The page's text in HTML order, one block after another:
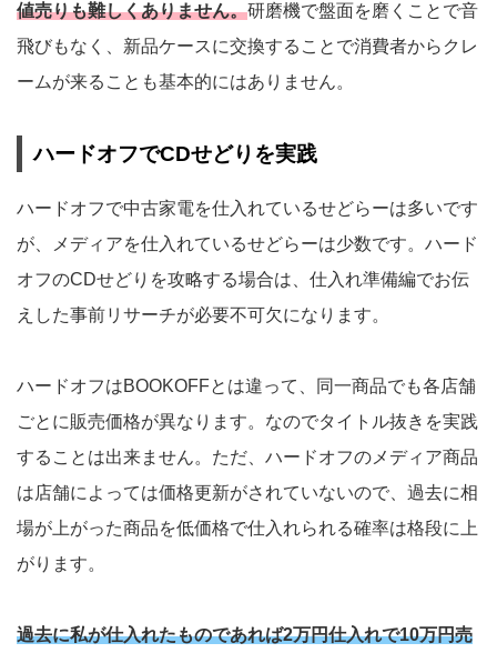
値売りも難しくありません。研磨機で盤面を磨くことで音
飛びもなく、新品ケースに交換することで消費者からクレ
ームが来ることも基本的にはありません。
ハードオフでCDせどりを実践
ハードオフで中古家電を仕入れているせどらーは多いです
が、メディアを仕入れているせどらーは少数です。ハード
オフのCDせどりを攻略する場合は、仕入れ準備編でお伝
えした事前リサーチが必要不可欠になります。
ハードオフはBOOKOFFとは違って、同一商品でも各店舗
ごとに販売価格が異なります。なのでタイトル抜きを実践
することは出来ません。ただ、ハードオフのメディア商品
は店舗によっては価格更新がされていないので、過去に相
場が上がった商品を低価格で仕入れられる確率は格段に上
がります。
過去に私が仕入れたものであれば2万円仕入れで10万円売